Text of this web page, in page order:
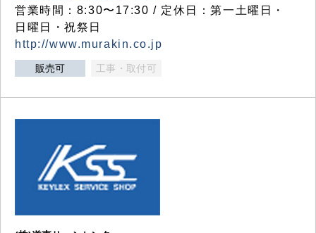
営業時間：8:30〜17:30 / 定休日：第一土曜日・
日曜日・祝祭日
http://www.murakin.co.jp
販売可 工事・取付可